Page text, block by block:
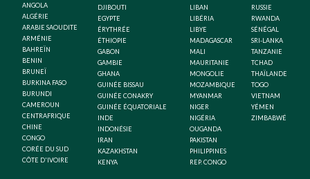
ANGOLA
ALGÉRIE
ARABIE SAOUDITE
ARMÉNIE
BAHREÏN
BENIN
BRUNEÏ
BURKINA FASO
BURUNDI
CAMEROUN
CENTRAFRIQUE
CHINE
CONGO
CORÉE DU SUD
CÔTE D'IVOIRE
DJIBOUTI
EGYPTE
ÉRYTHRÉE
ÉTHIOPIE
GABON
GAMBIE
GHANA
GUINÉE BISSAU
GUINÉE CONAKRY
GUINÉE ÉQUATORIALE
INDE
INDONÉSIE
IRAN
KAZAKHSTAN
KENYA
LIBAN
LIBÉRIA
LIBYE
MADAGASCAR
MALI
MAURITANIE
MONGOLIE
MOZAMBIQUE
MYANMAR
NIGER
NIGÉRIA
OUGANDA
PAKISTAN
PHILIPPINES
REP. CONGO
RUSSIE
RWANDA
SÉNÉGAL
SRI-LANKA
TANZANIE
TCHAD
THAÏLANDE
TOGO
VIETNAM
YÉMEN
ZIMBABWÉ